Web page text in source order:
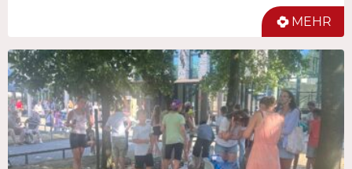
MEHR